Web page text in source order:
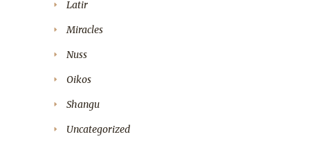
Latir
Miracles
Nuss
Oikos
Shangu
Uncategorized